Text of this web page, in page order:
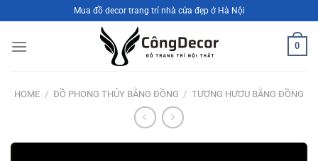
qua
nội
Mua đồ decor trang trí nhà cửa đẹp ở Hà Nội
0
HOME / ĐỒ PHONG THỦY BẰNG ĐỒNG / TƯỢNG HƯƠU BẰNG ĐỒNG